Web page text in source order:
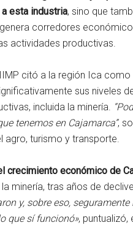
esta industria, sino que
corredores
actividades productivas.
citó a la región Ica
sus niveles
incluida la minería.
tenemos en Cajamarca”,
turismo y transporte.
crecimiento económico de
minería, tras años de
y, sobre eso,
que sí funcionó»,